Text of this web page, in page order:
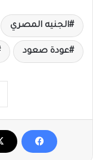
الجنيه المصري
عودة صعود